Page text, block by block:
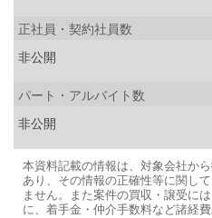
正社員・契約社員数
非公開
パート・アルバイト数
非公開
本資料記載の情報は、対象会社か
あり、その情報の正確性等に関し
ません。また案件の買収・譲受に
に、着手金・仲介手数料など諸経費